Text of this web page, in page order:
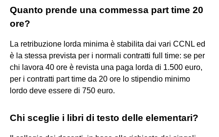
Quanto prende una commessa part time 20
ore?
La retribuzione lorda minima è stabilita dai vari CCNL ed
è la stessa prevista per i normali contratti full time: se per
chi lavora 40 ore è revista una paga lorda di 1.500 euro,
per i contratti part time da 20 ore lo stipendio minimo
lordo deve essere di 750 euro.
Chi sceglie i libri di testo delle elementari?